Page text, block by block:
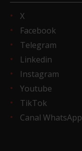
X
Facebook
Telegram
Linkedin
Instagram
Youtube
TikTok
Canal WhatsApp